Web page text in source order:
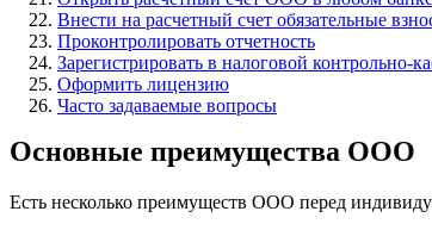
Внести на расчетный счет обязательные
Проконтролировать отчетность
Зарегистрировать в налоговой контрольно-
Оформить лицензию
Часто задаваемые вопросы
Основные преимущества ООО
Есть несколько преимуществ ООО перед